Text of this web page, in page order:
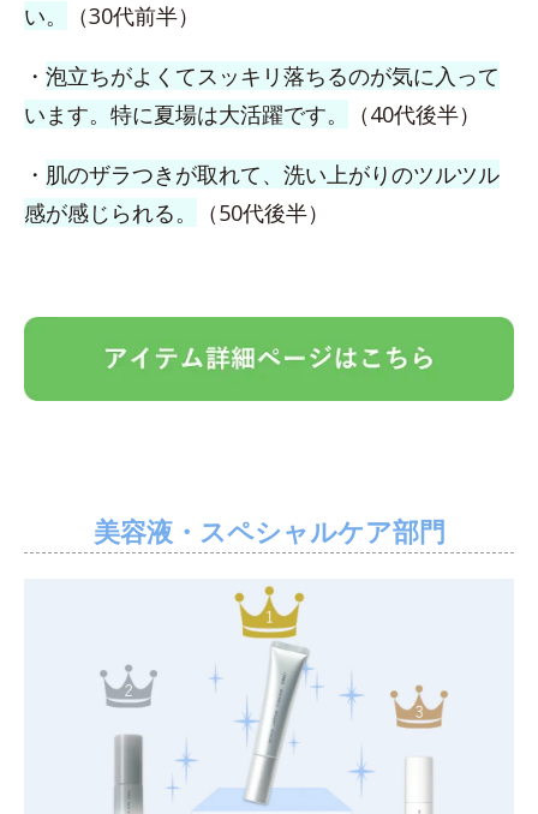
い。
（30代前半）
・ 泡立ちがよくてスッキリ落ちるのが気に入って
います。特に夏場は大活躍です。
（40代後半）
・ 肌のザラつきが取れて、洗い上がりのツルツル
感が感じられる。
（50代後半）
美容液・スペシャルケア部門